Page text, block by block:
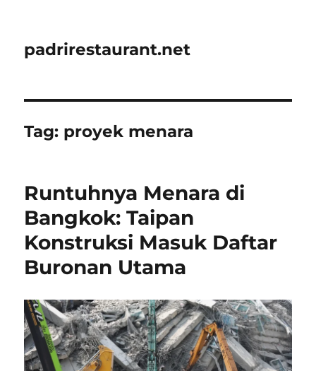
padrirestaurant.net
Tag: proyek menara
Runtuhnya Menara di
Bangkok: Taipan
Konstruksi Masuk Daftar
Buronan Utama